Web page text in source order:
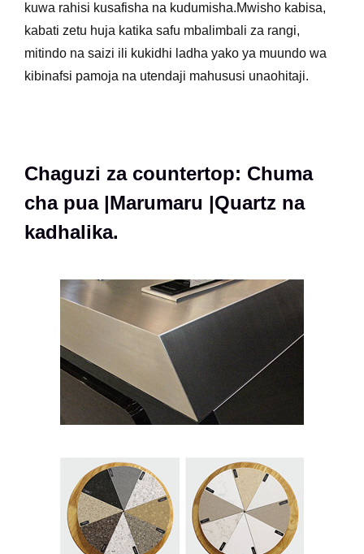
kuwa rahisi kusafisha na kudumisha.Mwisho kabisa,
kabati zetu huja katika safu mbalimbali za rangi,
mitindo na saizi ili kukidhi ladha yako ya muundo wa
kibinafsi pamoja na utendaji mahususi unaohitaji.
Chaguzi za countertop: Chuma
cha pua |Marumaru |Quartz na
kadhalika.